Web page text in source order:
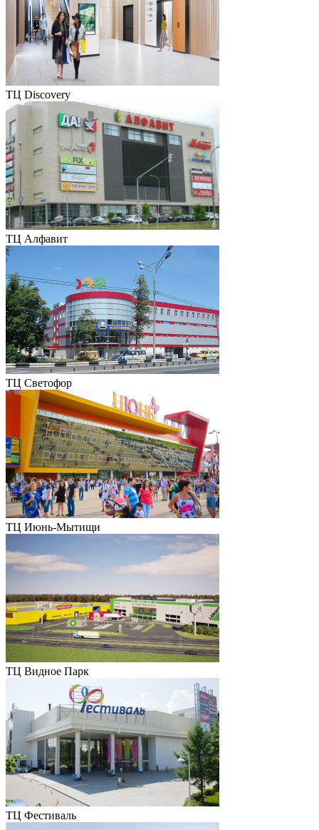
ТЦ Discovery
ТЦ Алфавит
ТЦ Светофор
ТЦ Июнь-Мытищи
ТЦ Видное Парк
ТЦ Фестиваль